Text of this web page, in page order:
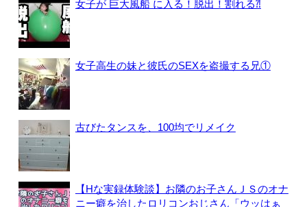
女子が 巨大風船 に入る！脱出！割れる⁈
女子高生の妹と彼氏のSEXを盗撮する兄①
古びたタンスを、100均でリメイク
【Hな実録体験談】お隣のお子さんＪＳのオナ
ニー癖を治したロリコンおじさん「ウッはぁ